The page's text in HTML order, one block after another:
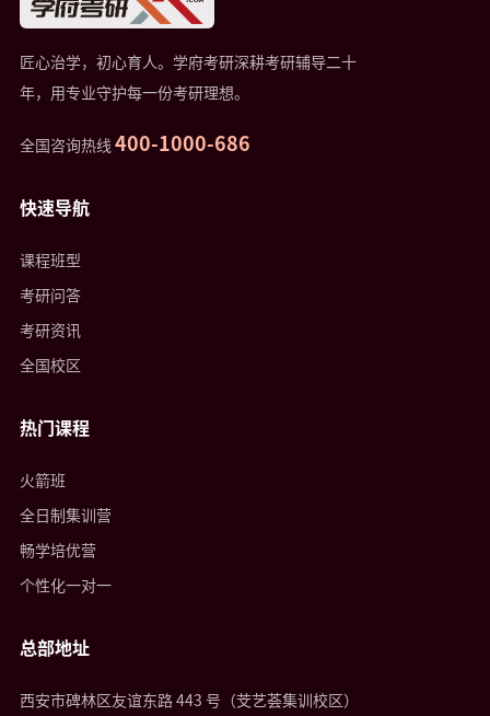
匠心治学，初心育人。学府考研深耕考研辅导二十
年，用专业守护每一份考研理想。
全国咨询热线400-1000-686
快速导航
课程班型
考研问答
考研资讯
全国校区
热门课程
火箭班
全日制集训营
畅学培优营
个性化一对一
总部地址
西安市碑林区友谊东路 443 号（芠艺荟集训校区）